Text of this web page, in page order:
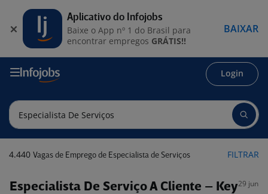
Login
4.440 Vagas de Emprego de Especialista de Serviços FILTRAR
Especialista De Serviço A Cliente – Key29 jun
Aplicativo do Infojobs
Baixe o App nº 1 do Brasil para
encontrar empregos GRÁTIS!!
BAIXAR